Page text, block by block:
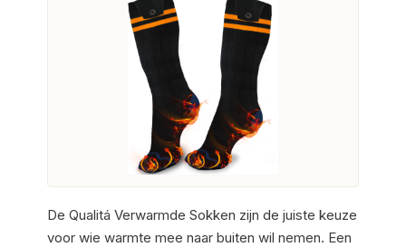
De Qualitá Verwarmde Sokken zijn de juiste keuze
voor wie warmte mee naar buiten wil nemen. Een